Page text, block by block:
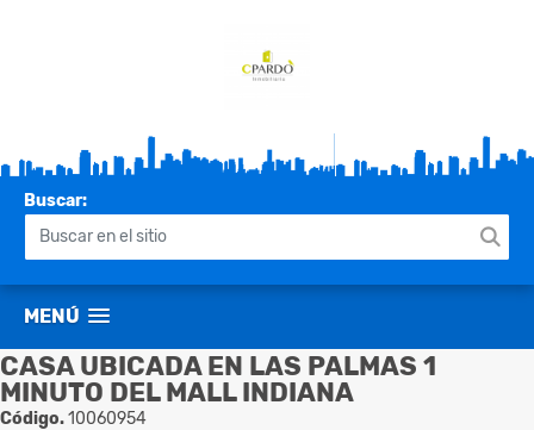
Buscar:
MENÚ
CASA UBICADA EN LAS PALMAS 1
MINUTO DEL MALL INDIANA
Código.10060954